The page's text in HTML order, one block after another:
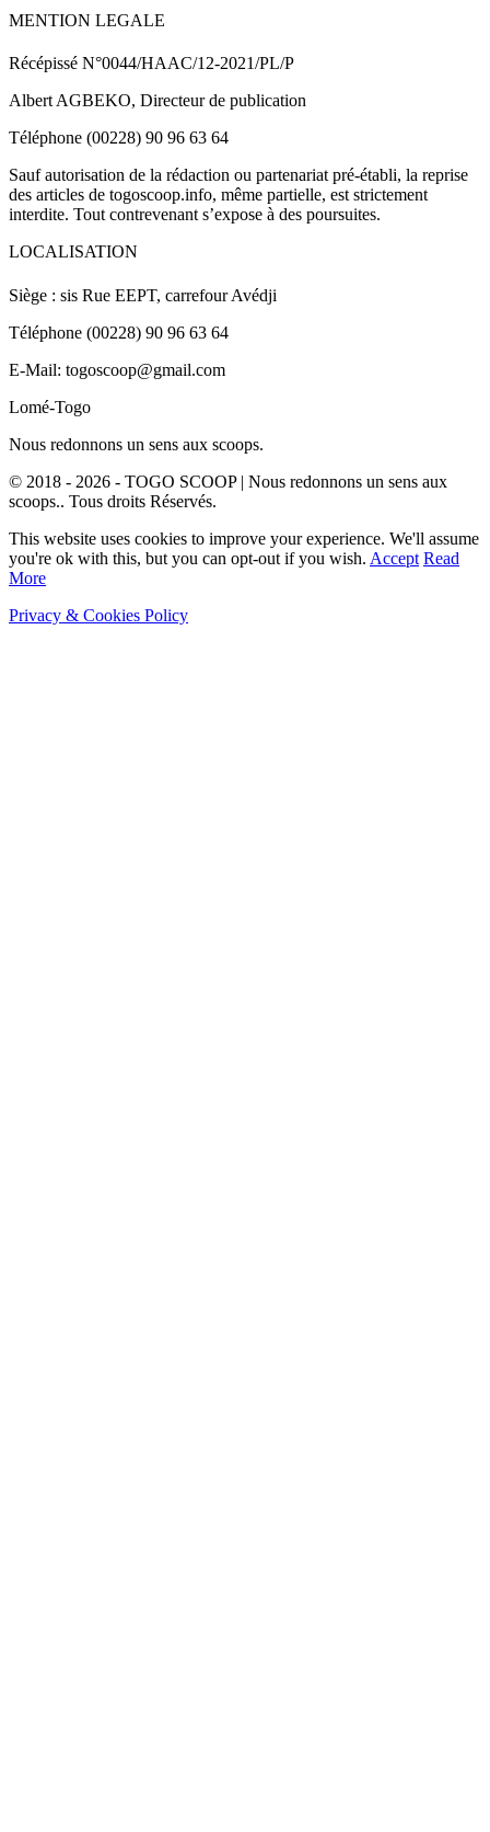
MENTION LEGALE
Récépissé N°0044/HAAC/12-2021/PL/P
Albert AGBEKO, Directeur de publication
Téléphone (00228) 90 96 63 64
Sauf autorisation de la rédaction ou partenariat pré-établi, la reprise
des articles de togoscoop.info, même partielle, est strictement
interdite. Tout contrevenant s’expose à des poursuites.
LOCALISATION
Siège : sis Rue EEPT, carrefour Avédji
Téléphone (00228) 90 96 63 64
E-Mail: togoscoop@gmail.com
Lomé-Togo
Nous redonnons un sens aux scoops.
© 2018 - 2026 - TOGO SCOOP | Nous redonnons un sens aux
scoops.. Tous droits Réservés.
This website uses cookies to improve your experience. We'll assume
you're ok with this, but you can opt-out if you wish. Accept Read
More
Privacy & Cookies Policy